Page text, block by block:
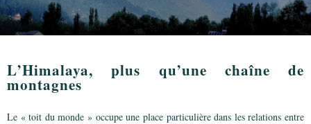
L’Himalaya, plus qu’une chaîne de
montagnes
Le « toit du monde » occupe une place particulière dans les relations entre